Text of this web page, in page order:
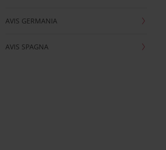
AVIS GERMANIA
AVIS SPAGNA